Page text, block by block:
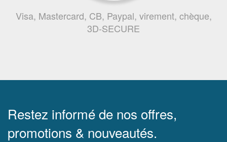
Visa, Mastercard, CB, Paypal, virement, chèque,
3D-SECURE
Restez informé de nos offres,
promotions & nouveautés.